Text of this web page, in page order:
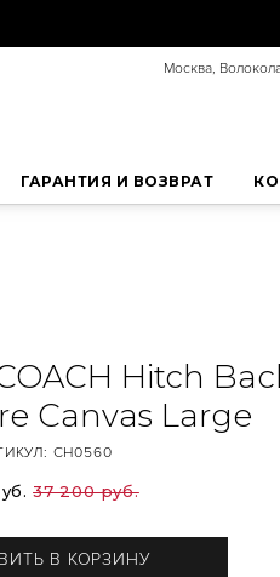
Москва,
ГАРАНТИЯ И ВОЗВРАТ
Hitch
Canvas Large
CH0560
37 200 руб.
В КОРЗИНУ